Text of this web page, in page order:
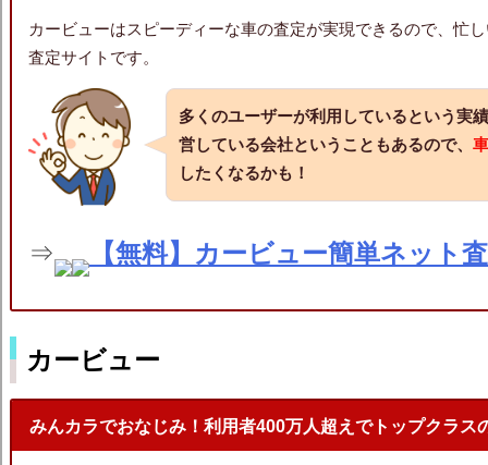
カービューはスピーディーな車の査定が実現できるので、忙
査定サイトです。
多くのユーザーが利用しているという実
営している会社ということもあるので、
したくなるかも！
⇒ 【無料】カービュー簡単ネット
カービュー
みんカラでおなじみ！利用者400万人超えでトップクラス